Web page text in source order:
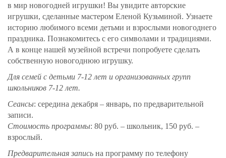
в мир новогодней игрушки! Вы увидите авторские
игрушки, сделанные мастером Еленой Кузьминой. Узнаете
историю любимого всеми детьми и взрослыми новогоднего
праздника. Познакомитесь с его символами и традициями.
А в конце нашей музейной встречи попробуете сделать
собственную новогоднюю игрушку.
Для семей с детьми 7-12 лет и организованных групп
школьников 7-12 лет.
Сеансы: середина декабря – январь, по предварительной
записи.
Стоимость программы: 80 руб. – школьник, 150 руб. –
взрослый.
Предварительная запись на программу по телефону